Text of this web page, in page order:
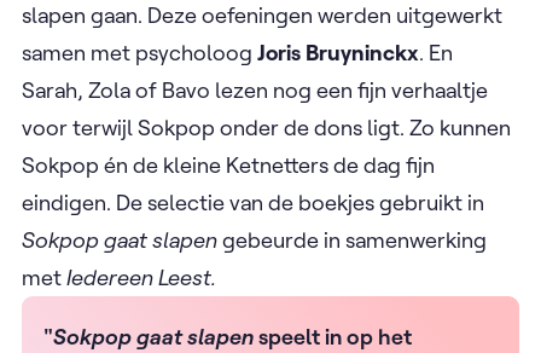
slapen gaan. Deze oefeningen werden uitgewerkt
samen met psycholoog Joris Bruyninckx. En
Sarah, Zola of Bavo lezen nog een fijn verhaaltje
voor terwijl Sokpop onder de dons ligt. Zo kunnen
Sokpop én de kleine Ketnetters de dag fijn
eindigen. De selectie van de boekjes gebruikt in
Sokpop gaat slapengebeurde in samenwerking
metIedereen Leest.
"Sokpop gaat slapenspeelt in op het